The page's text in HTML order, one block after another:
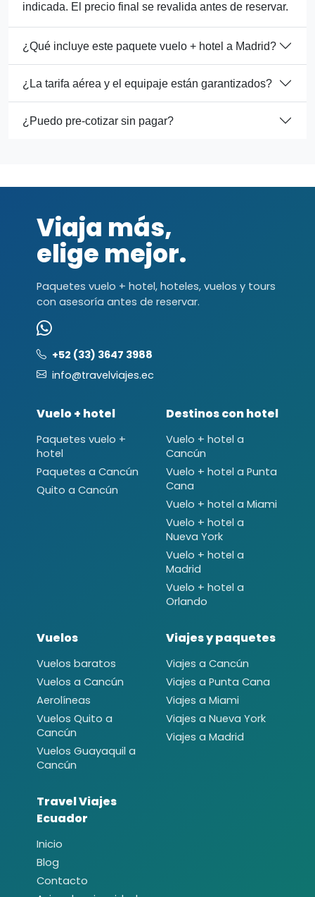
indicada. El precio final se revalida antes de reservar.
¿Qué incluye este paquete vuelo + hotel a Madrid?
¿La tarifa aérea y el equipaje están garantizados?
¿Puedo pre-cotizar sin pagar?
Viaja más,
elige mejor.
Paquetes vuelo + hotel, hoteles, vuelos y tours
con asesoría antes de reservar.
+52 (33) 3647 3988
info@travelviajes.ec
Vuelo + hotel
Paquetes vuelo +
hotel
Paquetes a Cancún
Quito a Cancún
Destinos con hotel
Vuelo + hotel a
Cancún
Vuelo + hotel a Punta
Cana
Vuelo + hotel a Miami
Vuelo + hotel a
Nueva York
Vuelo + hotel a
Madrid
Vuelo + hotel a
Orlando
Vuelos
Vuelos baratos
Vuelos a Cancún
Aerolíneas
Vuelos Quito a
Cancún
Vuelos Guayaquil a
Cancún
Viajes y paquetes
Viajes a Cancún
Viajes a Punta Cana
Viajes a Miami
Viajes a Nueva York
Viajes a Madrid
Travel Viajes
Ecuador
Inicio
Blog
Contacto